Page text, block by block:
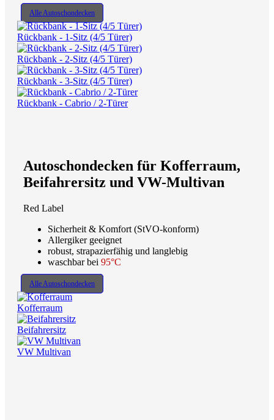
Alle Autoschondecken
Rückbank - 1-Sitz (4/5 Türer)
Rückbank - 2-Sitz (4/5 Türer)
Rückbank - 3-Sitz (4/5 Türer)
Rückbank - Cabrio / 2-Türer
Autoschondecken für Kofferraum,
Beifahrersitz und VW-Multivan
Red Label
Sicherheit & Komfort (StVO-konform)
Allergiker geeignet
robust, strapazierfähig und langlebig
waschbar bei 95°C
Alle Autoschondecken
Kofferraum
Beifahrersitz
VW Multivan